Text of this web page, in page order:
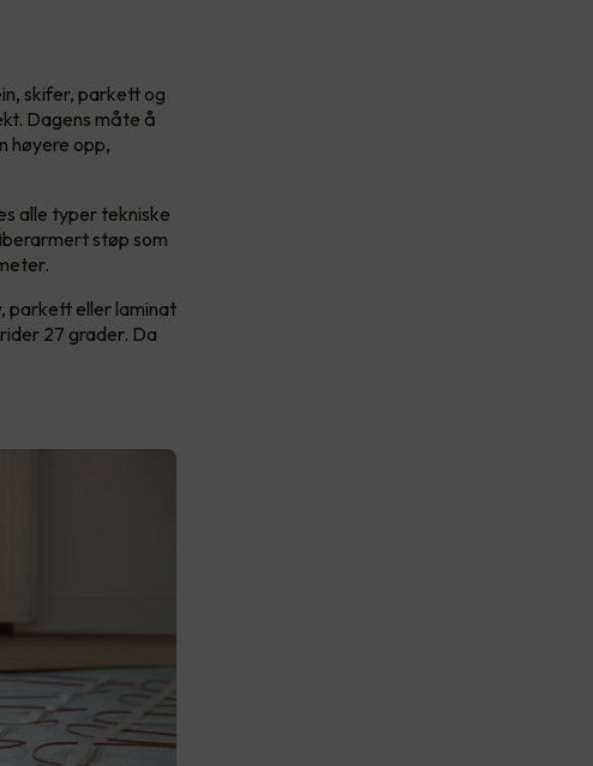
skifer, parkett og
Dagens måte å
høyere opp,
alle typer tekniske
støp som
parkett eller laminat
27 grader. Da